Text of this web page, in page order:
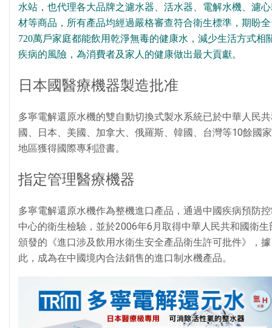
多
選
項
水站，也代理各大品牌之濾水器、活水器、電解水機、濾
材等商品，所有產品均經過嚴格審查符合衛生標準，期盼
720萬戶家庭都能飲用乾淨無毒的健康水，減少生活方式相
疾病的風險，為消費者及家人的健康做出最大貢獻。
日本國醫療機器製造批准
多寧電解還原水機的雙自動切換式製水系統已於中華人民
國、日本、美國、加拿大、俄羅斯、韓國、台灣等10餘國
地區獲得國際專利證書。
指定管理醫療機器
多寧電解還原水機作為整機進口產品，通過中國疾病預防
中心的衛生檢驗，並於2006年6月取得中華人民共和國衛生
頒發的《進口涉及飲用水衛生安全產品衛生許可批件》，據
此，成為在中國境內合法銷售的進口制水機產品。